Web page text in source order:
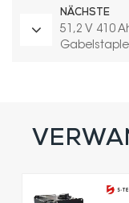
NÄCHSTE
51,2 V 410